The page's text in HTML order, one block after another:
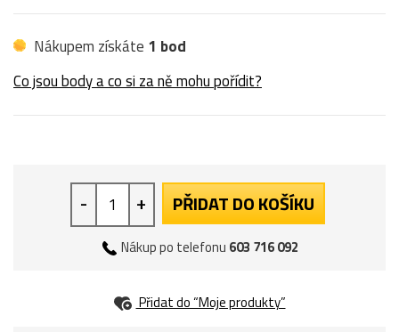
Nákupem získáte 1 bod
Co jsou body a co si za ně mohu pořídit?
- + PŘIDAT DO KOŠÍKU
Nákup po telefonu 603 716 092
Přidat do “Moje produkty”